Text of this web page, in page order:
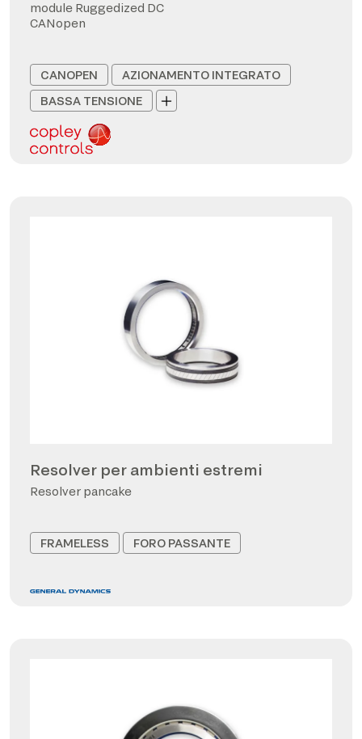
module Ruggedized DC
CANopen
CANOPEN
AZIONAMENTO INTEGRATO
BASSA TENSIONE
Resolver per ambienti estremi
Resolver pancake
FRAMELESS FORO PASSANTE